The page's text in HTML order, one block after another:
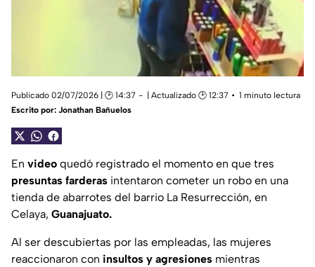
Publicado 02/07/2026 | 🕑 14:37 | Actualizado 🕑 12:37
1 minuto lectura
Escrito por: Jonathan Bañuelos
En video quedó registrado el momento en que tres
presuntas farderas intentaron cometer un robo en una
tienda de abarrotes del barrio La Resurrección, en
Celaya, Guanajuato.
Al ser descubiertas por las empleadas, las mujeres
reaccionaron con insultos y agresiones mientras